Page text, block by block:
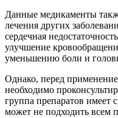
Данные медикаменты
лечения других
сердечная
улучшение
уменьшению боли и
Однако, перед
необходимо
группа препаратов имеет
может не подходить всем